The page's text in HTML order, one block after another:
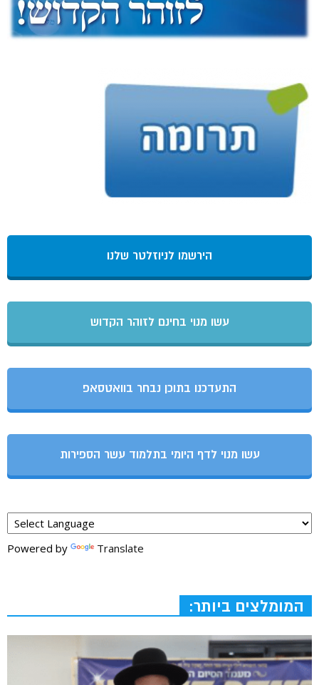
הירשמו לניוזלטר שלנו
עשו מנוי בחינם לזוהר הקדוש
התעדכנו בתוכן נבחר בוואטסאפ
עשו מנוי לדף היומי בתלמוד עשר הספירות
Powered by Translate
המומלצים ביותר: